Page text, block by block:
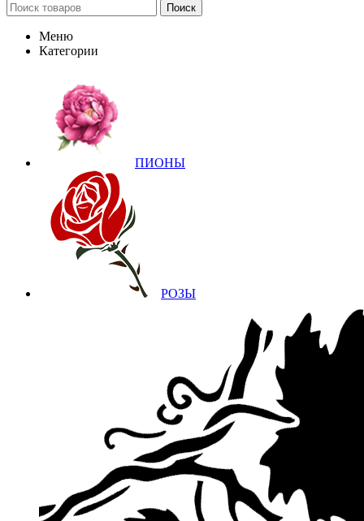
Поиск
Меню
Категории
ПИОНЫ
РОЗЫ